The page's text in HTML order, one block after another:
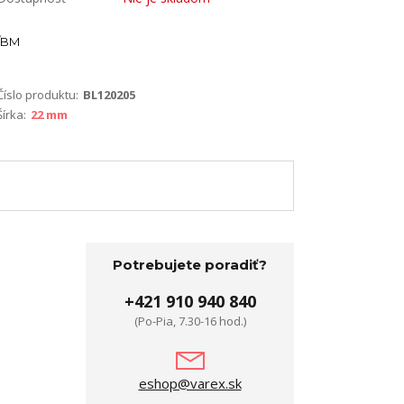
BM
produktu: BL120205
22 mm
Potrebujete poradiť?
+421 910 940 840
(Po-Pia, 7.30-16 hod.)
eshop@varex.sk